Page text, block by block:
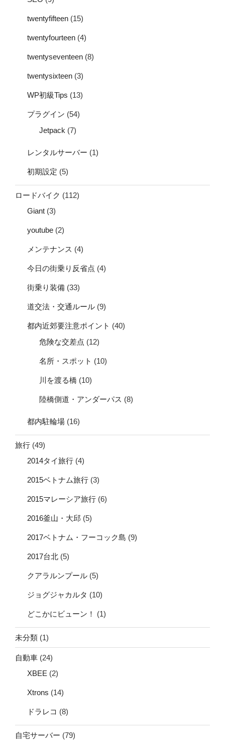
twentyfifteen (15)
twentyfourteen (4)
twentyseventeen (8)
twentysixteen (3)
WP初級Tips (13)
プラグイン (54)
Jetpack (7)
レンタルサーバー (1)
初期設定 (5)
ロードバイク (112)
Giant (3)
youtube (2)
メンテナンス (4)
今日の街乗り反省点 (4)
街乗り装備 (33)
道交法・交通ルール (9)
都内近郊要注意ポイント (40)
危険な交差点 (12)
名所・スポット (10)
川を渡る橋 (10)
陸橋側道・アンダーパス (8)
都内駐輪場 (16)
旅行 (49)
2014タイ旅行 (4)
2015ベトナム旅行 (3)
2015マレーシア旅行 (6)
2016釜山・大邱 (5)
2017ベトナム・フーコック島 (9)
2017台北 (5)
クアラルンプール (5)
ジョグジャカルタ (10)
どこかにビューン！ (1)
未分類 (1)
自動車 (24)
XBEE (2)
Xtrons (14)
ドラレコ (8)
自宅サーバー (79)